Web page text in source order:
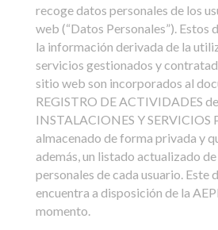
recoge datos personales de los
web (“Datos Personales”). Estos
la información derivada de la
servicios gestionados y
sitio web son incorporados al
REGISTRO DE ACTIVIDADES de
INSTALACIONES Y SERVICIOS
almacenado de forma privada y
además, un listado actualizado
personales de cada usuario. Este
encuentra a disposición de la
momento.